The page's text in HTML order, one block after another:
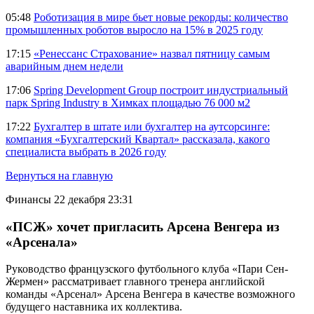
05:48 Роботизация в мире бьет новые рекорды: количество
промышленных роботов выросло на 15% в 2025 году
17:15 «Ренессанс Страхование» назвал пятницу самым
аварийным днем недели
17:06 Spring Development Group построит индустриальный
парк Spring Industry в Химках площадью 76 000 м2
17:22 Бухгалтер в штате или бухгалтер на аутсорсинге:
компания «Бухгалтерский Квартал» рассказала, какого
специалиста выбрать в 2026 году
Вернуться на главную
Финансы 22 декабря 23:31
«ПСЖ» хочет пригласить Арсена Венгера из
«Арсенала»
Руководство французского футбольного клуба «Пари Сен-
Жермен» рассматривает главного тренера английской
команды «Арсенал» Арсена Венгера в качестве возможного
будущего наставника их коллектива.